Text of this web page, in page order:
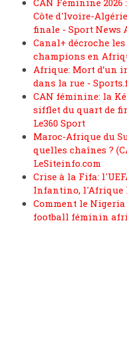
Côte d'Ivoire-
finale - Sport News
Canal+ décroche
champions en
Afrique: Mort d’un
dans la rue -
CAN féminine: la
sifflet du quart de
Le360 Sport
Maroc-Afrique du
quelles chaînes ?
LeSiteinfo.com
Crise à la Fifa:
Infantino, l'Afrique
Comment le
football féminin